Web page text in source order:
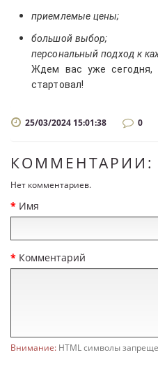
приемлемые цены;
большой выбор;
персональный подход к
Ждем вас уже сегодня,
стартовал!
25/03/2024 15:01:38 0
КОММЕНТАРИИ:
Нет комментариев.
Имя
Комментарий
Внимание: HTML символы